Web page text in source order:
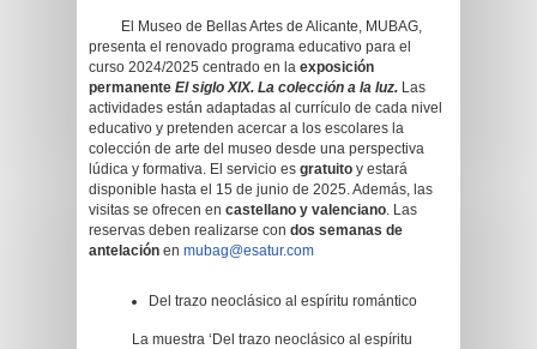
El Museo de Bellas Artes de Alicante, MUBAG,
presenta el renovado programa educativo para el
curso 2024/2025 centrado en la exposición
permanente El siglo XIX. La colección a la luz. Las
actividades están adaptadas al currículo de cada nivel
educativo y pretenden acercar a los escolares la
colección de arte del museo desde una perspectiva
lúdica y formativa. El servicio es gratuito y estará
disponible hasta el 15 de junio de 2025. Además, las
visitas se ofrecen en castellano y valenciano. Las
reservas deben realizarse con dos semanas de
antelación en mubag@esatur.com
Del trazo neoclásico al espíritu romántico
La muestra ‘Del trazo neoclásico al espíritu